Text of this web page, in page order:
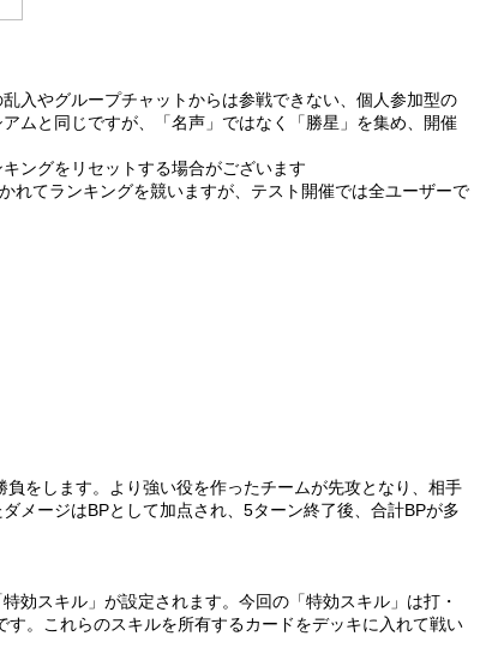
入やグループチャットからは参戦できない、個人参加型の
ムと同じですが、「名声」ではなく「勝星」を集め、開催
ングをリセットする場合がございます
れてランキングを競いますが、テスト開催では全ユーザーで
をします。より強い役を作ったチームが先攻となり、相手
メージはBPとして加点され、5ターン終了後、合計BPが多
効スキル」が設定されます。今回の「特効スキル」は打・
。これらのスキルを所有するカードをデッキに入れて戦い